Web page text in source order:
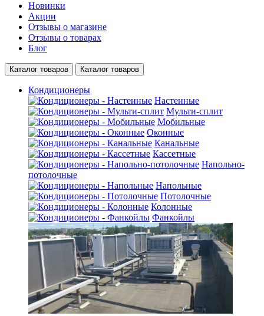
Новинки
Акции
Отзывы о магазине
Отзывы о товарах
Блог
Каталог товаров Каталог товаров
Кондиционеры
Настенные
Мульти-сплит
Мобильные
Оконные
Канальные
Кассетные
Напольно-
потолочные
Напольные
Потолочные
Колонные
Фанкойлы